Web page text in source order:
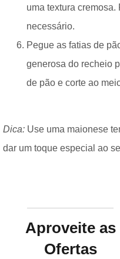
uma textura
necessário.
Pegue as fatias de
generosa do recheio
de pão e corte ao
Dica: Use uma maionese
dar um toque especial ao
Aproveite as
Ofertas